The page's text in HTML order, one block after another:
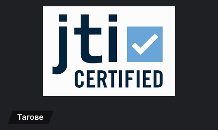
Тагове